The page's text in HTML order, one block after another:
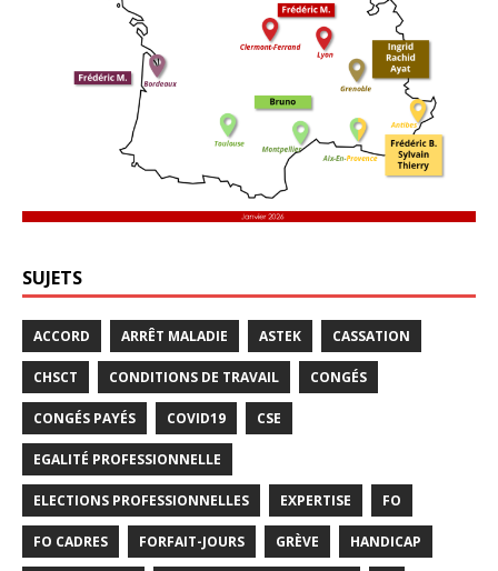
SUJETS
ACCORD ARRÊT MALADIE ASTEK CASSATION
CHSCT CONDITIONS DE TRAVAIL CONGÉS
CONGÉS PAYÉS COVID19 CSE
EGALITÉ PROFESSIONNELLE
ELECTIONS PROFESSIONNELLES EXPERTISE FO
FO CADRES FORFAIT-JOURS GRÈVE HANDICAP